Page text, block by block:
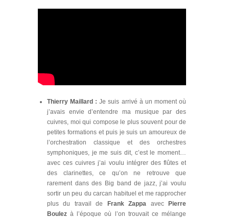
Thierry Maillard :Je suis arrivé à un moment où
j’avais envie d’entendre ma musique par des
cuivres, moi qui compose le plus souvent pour de
petites formations et puis je suis un amoureux de
l’orchestration classique et des orchestres
symphoniques, je me suis dit, c’est le moment…
avec ces cuivres j’ai voulu intégrer des flûtes et
des clarinettes, ce qu’on ne retrouve que
rarement dans des Big band de jazz, j’ai voulu
sortir un peu du carcan habituel et me rapprocher
plus du travail de
Frank Zappa avec
Pierre
Boulez à l’époque où l’on trouvait ce mélange